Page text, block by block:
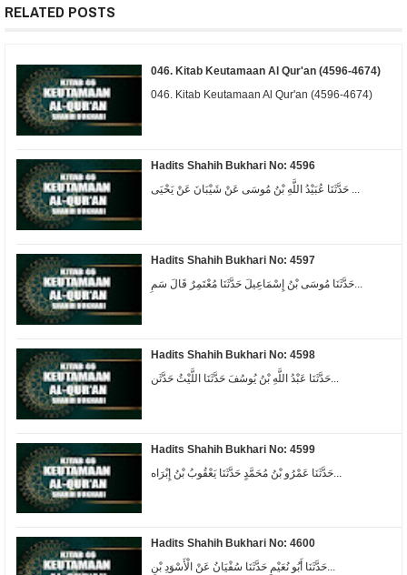
RELATED POSTS
046. Kitab Keutamaan Al Qur'an (4596-4674)
046. Kitab Keutamaan Al Qur'an (4596-4674)
Hadits Shahih Bukhari No: 4596
حَدَّثَنَا عُبَيْدُ اللَّهِ بْنُ مُوسَى عَنْ شَيْبَانَ عَنْ يَحْيَى ...
Hadits Shahih Bukhari No: 4597
حَدَّثَنَا مُوسَى بْنُ إِسْمَاعِيلَ حَدَّثَنَا مُعْتَمِرٌ قَالَ سَمِ...
Hadits Shahih Bukhari No: 4598
Hadits Shahih Bukhari No: 4599
Hadits Shahih Bukhari No: 4600
حَدَّثَنَا أَبُو نُعَيْمٍ حَدَّثَنَا سُفْيَانُ عَنْ الْأَسْوَدِ بْنِ...